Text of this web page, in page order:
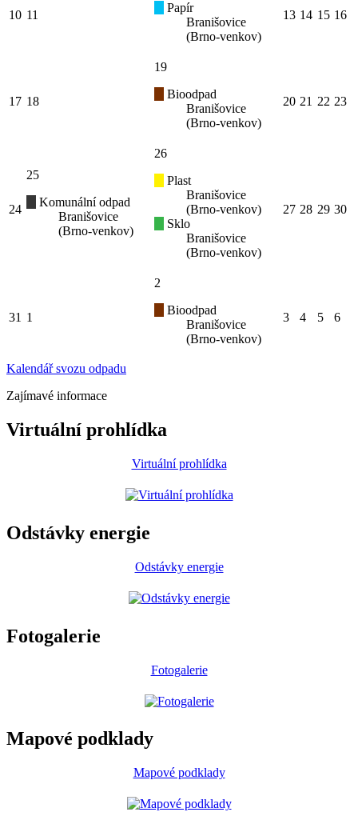
10 11
Papír
Branišovice
(Brno-venkov)
13 14 15 16
17 18
19
Bioodpad
Branišovice
(Brno-venkov)
20 21 22 23
24
25
Komunální odpad
Branišovice
(Brno-venkov)
26
Plast
Branišovice
(Brno-venkov)
Sklo
Branišovice
(Brno-venkov)
27 28 29 30
31 1
2
Bioodpad
Branišovice
(Brno-venkov)
3 4 5 6
Kalendář svozu odpadu
Zajímavé informace
Virtuální prohlídka
Virtuální prohlídka
Odstávky energie
Odstávky energie
Fotogalerie
Fotogalerie
Mapové podklady
Mapové podklady